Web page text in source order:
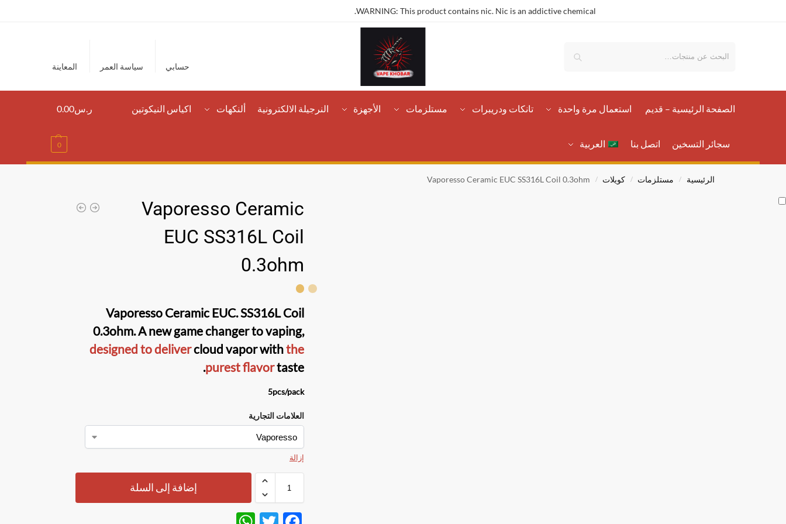
WARNING: This product contains nic. Nic is an addictive chemical.
حسابي سياسة العمر المعاينة
الصفحة الرئيسية – قدیم استعمال مرة واحدة تانكات ودريبرات مستلزمات الأجهزة النرجيلة الالكترونية ألنكهات اكياس النيكوتين
سجائر التسخين اتصل بنا العربية
ر.س0.00
0
الرئيسية / مستلزمات / كويلات /
Vaporesso Ceramic EUC SS316L Coil 0.3ohm
Vaporesso Ceramic
EUC SS316L Coil
0.3ohm
Vaporesso Ceramic EUC. SS316L Coil
0.3ohm. A new game changer to vaping,
designed to delivercloud vapor withthe
purest flavortaste.
5pcs/pack
العلامات التجارية
إزالة
إضافة إلى السلة